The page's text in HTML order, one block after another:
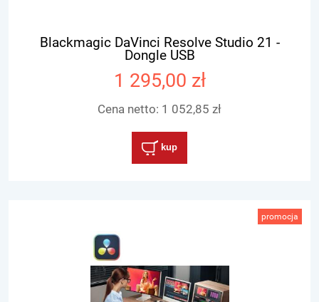
Blackmagic DaVinci Resolve Studio 21 -
Dongle USB
1 295,00 zł
Cena netto: 1 052,85 zł
kup
promocja